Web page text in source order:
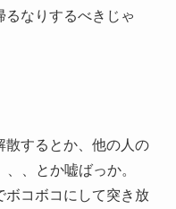
るなりするべきじゃ
散するとか、他の人の
、とか嘘ばっか。
ボコボコにして突き放